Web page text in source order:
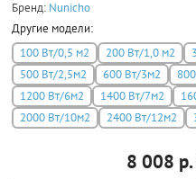
Бренд: Nunicho
Другие модели:
100 Вт/0,5 м2
200 Вт/1,0 м2
500 Вт/2,5м2
600 Вт/3м2
1200 Вт/6м2
1400 Вт/7м2
2000 Вт/10м2
2400 Вт/12м2
8 008 р.